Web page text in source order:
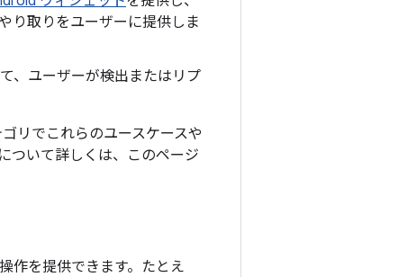
り取りをユーザーに提供しま
、ユーザーが検出またはリプ
リでこれらのユースケースや
ついて詳しくは、このページ
作を提供できます。たとえ